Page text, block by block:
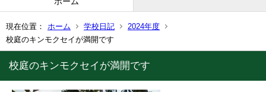
現在位置： ホーム 学校日記
2024年度
校庭のキンモクセイが満開です
校庭のキンモクセイが満開です